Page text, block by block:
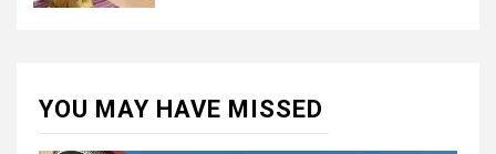
YOU MAY HAVE MISSED